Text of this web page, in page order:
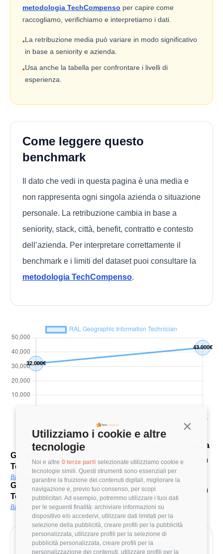
Continua
Utilizziamo i cookie e altre
tecnologie
Noi e altre 0 terze parti selezionate utilizziamo cookie e
tecnologie simili. Questi strumenti sono essenziali per
garantire la fruizione dei contenuti digitali, migliorare la
navigazione e, previo tuo consenso, per scopi
pubblicitari. Ad esempio, potremmo utilizzare i tuoi dati
per le seguenti finalità: archiviare informazioni su
dispositivo e/o accedervi, utilizzare dati limitati per la
selezione della pubblicità, creare profili per la pubblicità
personalizzata, utilizzare profili per la selezione di
pubblicità personalizzata, creare profili per la
personalizzazione dei contenuti, utilizzare profili per la
metodologia TechCompenso per capire come
raccogliamo, verifichiamo e interpretiamo i dati.
•La retribuzione media può variare in modo significativo
in base a seniority e azienda.
•Usa anche la tabella per confrontare i livelli di
esperienza.
Come leggere questo
benchmark
Il dato che vedi in questa pagina è una media e
non rappresenta ogni singola azienda o situazione
personale. La retribuzione cambia in base a
seniority, stack, città, benefit, contratto e contesto
dell’azienda. Per interpretare correttamente il
benchmark e i limiti del dataset puoi consultare la
metodologia TechCompenso.
Ruolo
Anni di esperienza
media
Geographic Information
Technician
Basato su 1 stipendio/valutazione
1-3
32.000
Geographic Information
Technician
Basato su 1 stipendio/valutazione
10+
43.000
Aziende che assumono Geographic